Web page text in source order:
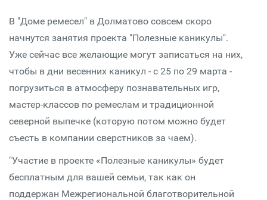
В "Доме ремесел" в Долматово совсем скоро
начнутся занятия проекта "Полезные каникулы".
Уже сейчас все желающие могут записаться на них,
чтобы в дни весенних каникул - с 25 по 29 марта -
погрузиться в атмосферу познавательных игр,
мастер-классов по ремеслам и традиционной
северной выпечке (которую потом можно будет
съесть в компании сверстников за чаем).
"Участие в проекте «Полезные каникулы» будет
бесплатным для вашей семьи, так как он
поддержан Межрегиональной благотворительной